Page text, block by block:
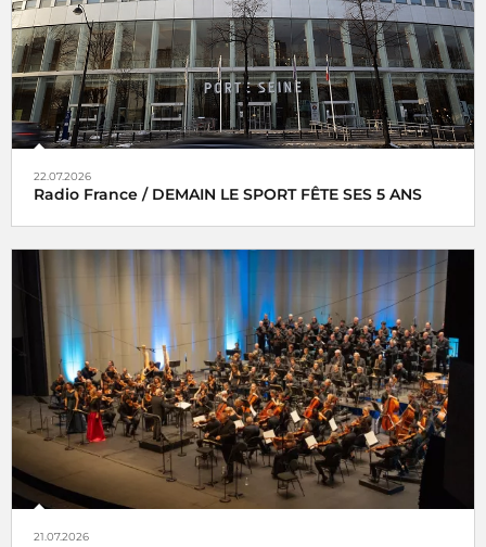
22.07.2026
Radio France / DEMAIN LE SPORT FÊTE SES 5 ANS
21.07.2026